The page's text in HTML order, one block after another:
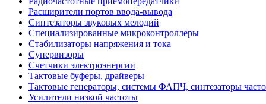
Расширители портов ввода-вывода
Синтезаторы звуковых мелодий
Специализированные микроконтроллеры
Стабилизаторы напряжения и тока
Супервизоры
Счетчики электроэнергии
Тактовые буферы, драйверы
Тактовые генераторы, системы ФАПЧ, синтезаторы
Усилители низкой частоты